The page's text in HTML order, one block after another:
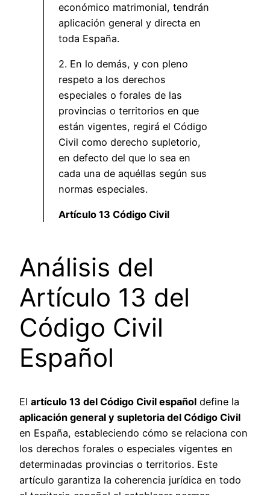
económico matrimonial, tendrán
aplicación general y directa en
toda España.
2. En lo demás, y con pleno
respeto a los derechos
especiales o forales de las
provincias o territorios en que
están vigentes, regirá el Código
Civil como derecho supletorio,
en defecto del que lo sea en
cada una de aquéllas según sus
normas especiales.
Artículo 13 Código Civil
Análisis del
Artículo 13 del
Código Civil
Español
El artículo 13 del Código Civil español define la
aplicación general y supletoria del Código Civil
en España, estableciendo cómo se relaciona con
los derechos forales o especiales vigentes en
determinadas provincias o territorios. Este
artículo garantiza la coherencia jurídica en todo